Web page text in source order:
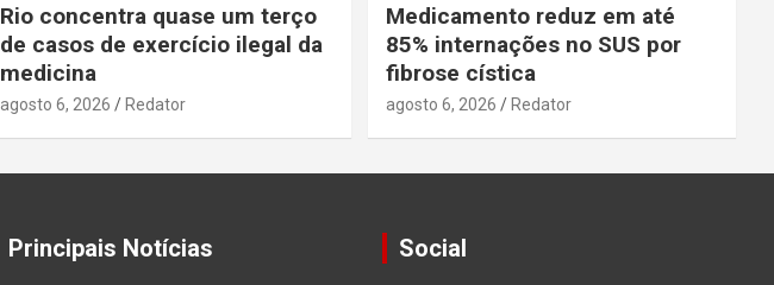
Rio concentra quase um terço
de casos de exercício ilegal da
medicina
agosto 6, 2026 Redator
Medicamento reduz em até
85% internações no SUS por
fibrose cística
agosto 6, 2026 Redator
Principais Notícias Social